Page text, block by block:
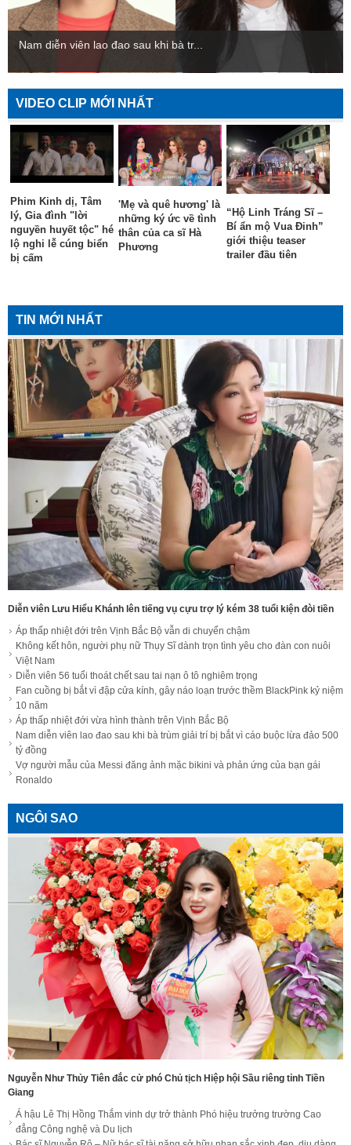
Nam diễn viên lao đao sau khi bà tr...
VIDEO CLIP MỚI NHẤT
Phim Kinh dị, Tâm
lý, Gia đình "lời
nguyền huyết tộc" hé
lộ nghi lễ cúng biển
bị cấm
'Mẹ và quê hương' là
những ký ức về tình
thân của ca sĩ Hà
Phương
“Hộ Linh Tráng Sĩ –
Bí ẩn mộ Vua Đinh”
giới thiệu teaser
trailer đầu tiên
TIN MỚI NHẤT
Diễn viên Lưu Hiểu Khánh lên tiếng vụ cựu trợ lý kém 38 tuổi kiện đòi tiền
Áp thấp nhiệt đới trên Vịnh Bắc Bộ vẫn di chuyển chậm
Không kết hôn, người phụ nữ Thụy Sĩ dành trọn tình yêu cho đàn con nuôi
Việt Nam
Diễn viên 56 tuổi thoát chết sau tai nạn ô tô nghiêm trọng
Fan cuồng bị bắt vì đập cửa kính, gây náo loạn trước thềm BlackPink kỷ niệm
10 năm
Áp thấp nhiệt đới vừa hình thành trên Vịnh Bắc Bộ
Nam diễn viên lao đao sau khi bà trùm giải trí bị bắt vì cáo buộc lừa đảo 500
tỷ đồng
Vợ người mẫu của Messi đăng ảnh mặc bikini và phản ứng của bạn gái
Ronaldo
NGÔI SAO
Nguyễn Như Thủy Tiên đắc cử phó Chủ tịch Hiệp hội Sầu riêng tỉnh Tiền
Giang
Á hậu Lê Thị Hồng Thắm vinh dự trở thành Phó hiệu trưởng trường Cao
đẳng Công nghệ và Du lịch